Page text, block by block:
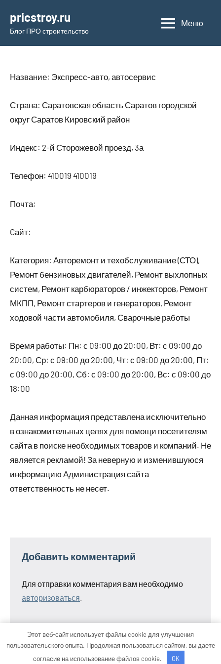
содержимому
pricstroy.ru
Блог ПРО строительство
Меню
Название: Экспресс-авто, автосервис
Страна: Саратовская область Саратов городской
округ Саратов Кировский район
Индекс: 2-й Сторожевой проезд, 3а
Телефон: 410019 410019
Почта:
Cайт:
Категория: Авторемонт и техобслуживание (СТО),
Ремонт бензиновых двигателей, Ремонт выхлопных
систем, Ремонт карбюраторов / инжекторов, Ремонт
МКПП, Ремонт стартеров и генераторов, Ремонт
ходовой части автомобиля, Сварочные работы
Время работы: Пн: с 09:00 до 20:00, Вт: с 09:00 до
20:00, Ср: с 09:00 до 20:00, Чт: с 09:00 до 20:00, Пт:
с 09:00 до 20:00, Сб: с 09:00 до 20:00, Вс: с 09:00 до
18:00
Данная информация представлена исключительно
в ознакомительных целях для помощи посетителям
сайта в поиске необходимых товаров и компаний. Не
является рекламой! За неверную и изменившуюся
информацию Администрация сайта
ответственность не несет.
Добавить комментарий
Для отправки комментария вам необходимо
авторизоваться
Тема WordPress: Occasio от ThemeZee.
Этот веб-сайт использует файлы cookie для улучшения
пользовательского опыта. Продолжая пользоваться сайтом, вы даете
согласие на использование файлов cookie.
OK